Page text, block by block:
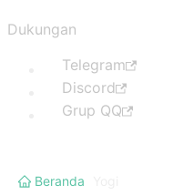
Dukungan
Telegram
Discord
Grup QQ
Beranda